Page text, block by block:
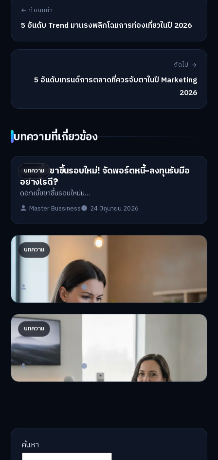
← ก่อนหน้า
5 อันดับ Trend มาแรงพลิกโฉมการท่องเที่ยวในปี 2026
ถัดไป →
5 อันดับเทรนด์การตลาดที่ควรจับตาในปี Marketing
2026
บทความที่เกี่ยวข้อง
บทความ
ดอกเบี้ยขาขึ้นรอบใหม่! จัดพอร์ตหนี้-ลงทุนรับมือ
อย่างไรดี?
ดอกเบี้ยขาขึ้นรอบใหม่ม…
Master Bussiness 24 มิถุนายน 2026
บทความ
ปรับพอร์ตรับ ‘เงินดิจิทัล 2.0’ จัดสรรงบอย่างไรไม่
ให้พัง
'เงินดิจิทัล 2.0' มาแล…
Master Bussiness 23 มิถุนายน 2026
บทความ
AI จัดพอร์ตให้ปัง! เทรนด์ลงทุนยุคใหม่ ไม่ต้องเฝ้า
จอ
AI จัดพอร์ตให้ปัง! หมด…
Master Bussiness 23 มิถุนายน 2026
ค้นหา